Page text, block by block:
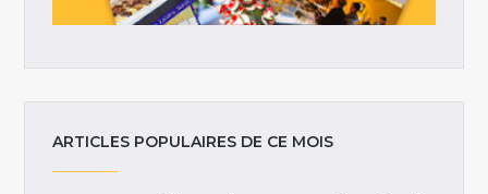
ARTICLES POPULAIRES DE CE MOIS